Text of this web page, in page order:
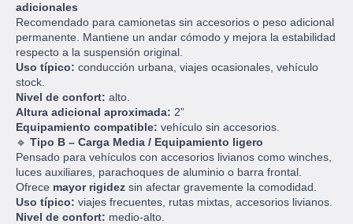
adicionales
Recomendado para camionetas sin accesorios o peso adicional
permanente. Mantiene un andar cómodo y mejora la estabilidad
respecto a la suspensión original.
Uso típico: conducción urbana, viajes ocasionales, vehículo
stock.
Nivel de confort: alto.
Altura adicional aproximada: 2”
Equipamiento compatible: vehículo sin accesorios.
🔹 Tipo B – Carga Media / Equipamiento ligero
Pensado para vehículos con accesorios livianos como winches,
luces auxiliares, parachoques de aluminio o barra frontal.
Ofrece mayor rigidez sin afectar gravemente la comodidad.
Uso típico: viajes frecuentes, rutas mixtas, accesorios livianos.
Nivel de confort: medio-alto.